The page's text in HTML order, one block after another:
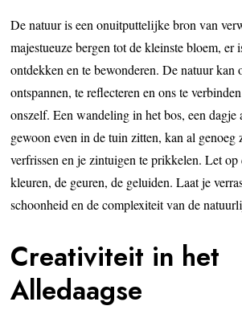
De natuur is een onuitputtelijke bron van
majestueuze bergen tot de kleinste bloem, er
ontdekken en te bewonderen. De natuur kan
ontspannen, te reflecteren en ons te
onszelf. Een wandeling in het bos, een dagje
gewoon even in de tuin zitten, kan al genoeg
verfrissen en je zintuigen te prikkelen. Let op
kleuren, de geuren, de geluiden. Laat je
schoonheid en de complexiteit van de
Creativiteit in het
Alledaagse